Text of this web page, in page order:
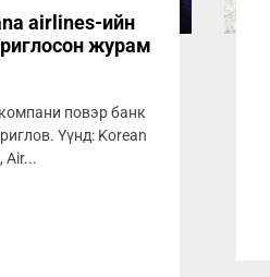
airlines-ийн
журам
повэр банк
Үүнд: Korean
Air...